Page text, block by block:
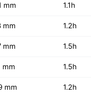
mm 1.1h
mm 1.2h
mm 1.5h
mm 1.5h
mm 1.2h